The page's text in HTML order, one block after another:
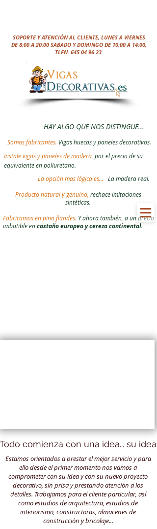
SOPORTE Y ATENCIÓN AL CLIENTE, LUNES A VIERNES
DE 8:00 A 20:00 SABADO Y DOMINGO DE 10:00 A 14:00,
TLFN. 645 04 96 23
HAY ALGO QUE NOS DISTINGUE...
Somos fabricantes. Vigas huecas y paneles decorativos.
La opción mas lógica es...
La madera real.
Producto natural y genuino, rechace imitaciones
sintéticas.
Instale vigas y paneles de madera, por el precio de su
equivalente en poliuretano.
Fabricamos en pino flandes. Y ahora también, a un precio
imbatible encastaño europeo y cerezo continental.
comienza con una idea... su idea
Estamos orientados a prestar el mejor servicio y para
ello desde el primer momento nos vamos a
comprometer con su idea y con su nuevo proyecto
decorativo, sin prisa y prestando atención a los
detalles. Trabajamos para el cliente particular, así
como estudios de arquitectura, estudios de
interiorismo, constructoras, almacenes de
construcción y bricolaje...